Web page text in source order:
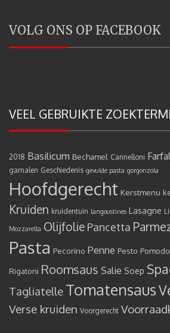
VOLG ONS OP FACEBOOK
VEEL GEBRUIKTE
2018 Basilicum Bechamel Cannelloni
garnalen Geschiedenis gevulde pasta gorgonzola
Hoofdgerecht Kerstmenu
Kruiden kruidentuin langoustines Lasagne
Mozzarella Olijfolie Pancetta
Pasta Pecorino Penne Pesto
Rigatoni Roomsaus Salie Soep
Tagliatelle Tomatensaus
Verse kruiden Voorgerecht